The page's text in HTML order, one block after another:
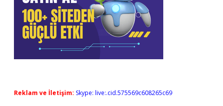
Reklam ve İletişim: Skype: live:.cid.575569c608265c69